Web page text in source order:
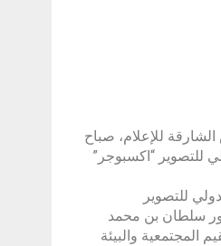
للإعلام، صباح
للتصوير “اكسبوجر”
للتصوير
سلطان بن محمد
المجتمعية والبيئة